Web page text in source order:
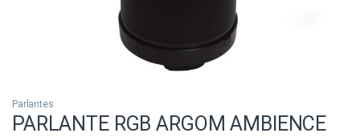
Parlantes
PARLANTE RGB ARGOM AMBIENCE